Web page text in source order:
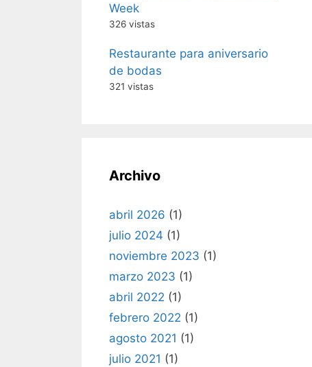
Week
326 vistas
Restaurante para aniversario
de bodas
321 vistas
Archivo
abril 2026 (1)
julio 2024 (1)
noviembre 2023 (1)
marzo 2023 (1)
abril 2022 (1)
febrero 2022 (1)
agosto 2021 (1)
julio 2021 (1)